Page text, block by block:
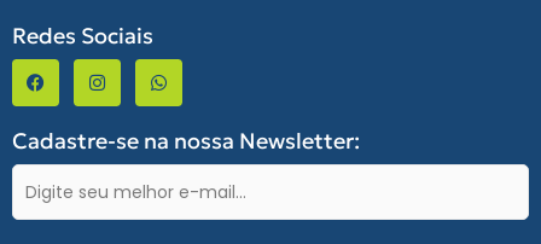
Redes Sociais
F
a
c
e
o
o
k
-
f
I
n
s
t
g
r
m
W
h
a
t
a
p
Cadastre-se na nossa Newsletter:
E-
mail